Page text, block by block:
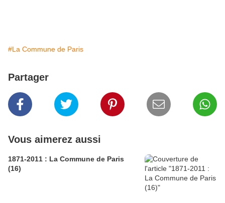
#La Commune de Paris
Partager
Vous aimerez aussi
1871-2011 : La Commune de Paris
(16)